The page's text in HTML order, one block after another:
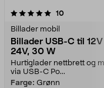
10
Billader mobil
Billader USB-C til
24V, 30 W
Hurtiglader nettbrett og
via USB-C Po...
Farge: Grønn
4.5 av 5 stjerner